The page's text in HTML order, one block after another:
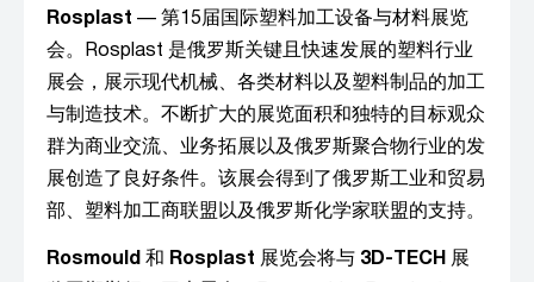
Rosplast — 第15届国际塑料加工设备与材料展览
会。Rosplast 是俄罗斯关键且快速发展的塑料行业
展会，展示现代机械、各类材料以及塑料制品的加工
与制造技术。不断扩大的展览面积和独特的目标观众
群为商业交流、业务拓展以及俄罗斯聚合物行业的发
展创造了良好条件。该展会得到了俄罗斯工业和贸易
部、塑料加工商联盟以及俄罗斯化学家联盟的支持。
Rosmould 和 Rosplast 展览会将与 3D-TECH 展